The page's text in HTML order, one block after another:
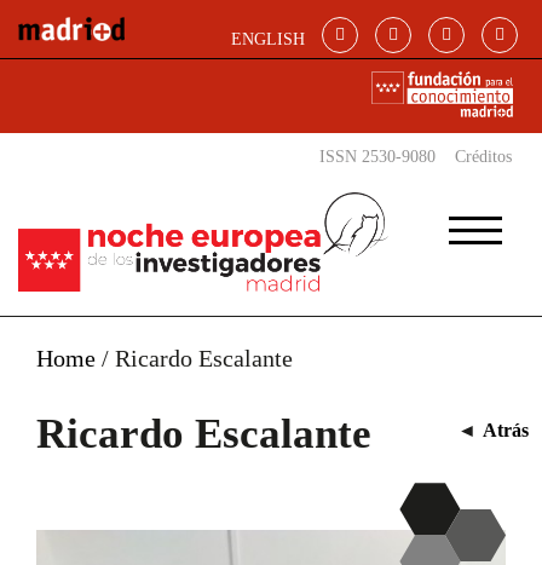
ENGLISH
ISSN 2530-9080 Créditos
Home / Ricardo Escalante
Ricardo Escalante ◄ Atrás